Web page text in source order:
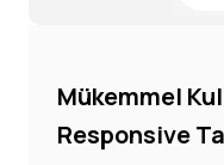
Mükemmel
Responsive